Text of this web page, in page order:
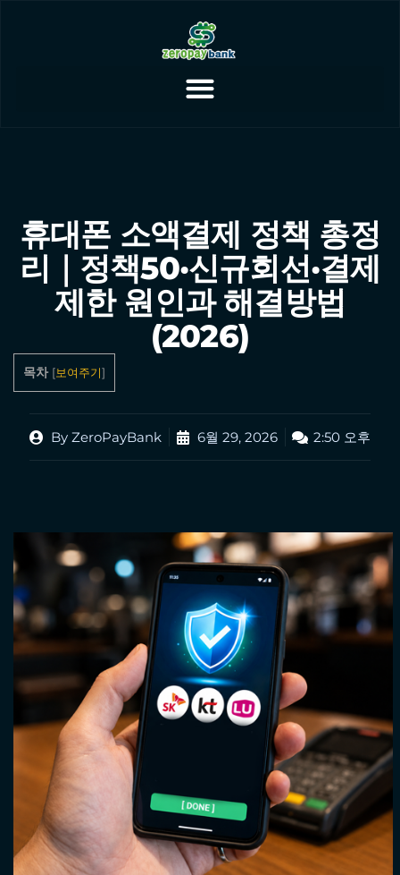
휴대폰 소액결제 정책 총정
리｜정책50·신규회선·결제
제한 원인과 해결방법
(2026)
목차 [보여주기]
By ZeroPayBank 6월 29, 2026 2:50 오후